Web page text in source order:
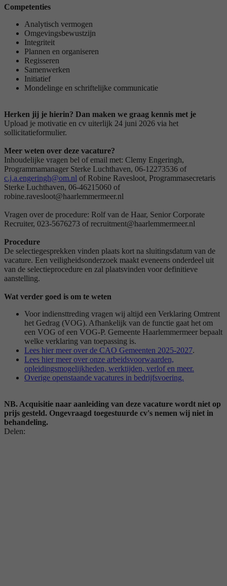
Competenties
Analytisch vermogen
Omgevingsbewustzijn
Integriteit
Plannen en organiseren
Regisseren
Samenwerken
Initiatief
Mondelinge en schriftelijke communicatie
Herken jij je hierin? Dan maken we graag kennis met je
Upload je motivatie en cv uiterlijk 24 juni 2026 via het
sollicitatieformulier.
Meer weten over deze vacature?
Inhoudelijke vragen bel of email met: Clemy Engeringh,
Programmamanager Sterke Luchthaven, 06-12273536 of
c.j.a.engeringh@om.nl of Robine Ravesloot, Programmasecretaris
Sterke Luchthaven, 06-46215060 of
robine.ravesloot@haarlemmermeer.nl
Vragen over de procedure: Rolf van de Haar, Senior Corporate
Recruiter, 023-5676273 of recruitment@haarlemmermeer.nl
Procedure
De selectiegesprekken vinden plaats kort na sluitingsdatum van de
vacature. Een veiligheidsonderzoek maakt eveneens onderdeel uit
van de selectieprocedure en zal plaatsvinden voor definitieve
aanstelling.
Wat verder goed is om te weten
Voor indiensttreding vragen wij altijd een Verklaring Omtrent
het Gedrag (VOG). Afhankelijk van de functie gaat het om
een VOG of een VOG-P. Gemeente Haarlemmermeer bepaalt
welke verklaring van toepassing is.
Lees hier meer over de CAO Gemeenten 2025-2027.
Lees hier meer over onze arbeidsvoorwaarden,
opleidingsmogelijkheden, werktijden, verlof en meer.
Overige openstaande vacatures in bedrijfsvoering.
NB. Acquisitie naar aanleiding van deze vacature wordt niet op
prijs gesteld. Ongevraagd toegestuurde cv's nemen wij niet in
behandeling.
Delen: